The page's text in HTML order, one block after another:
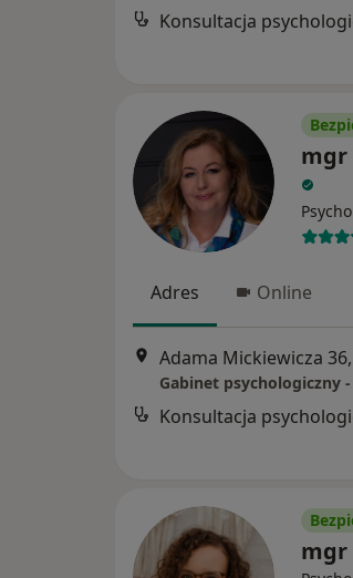
Konsultacja
mgr
Adres Online
Adama Mickiewicza
Konsultacja
mgr